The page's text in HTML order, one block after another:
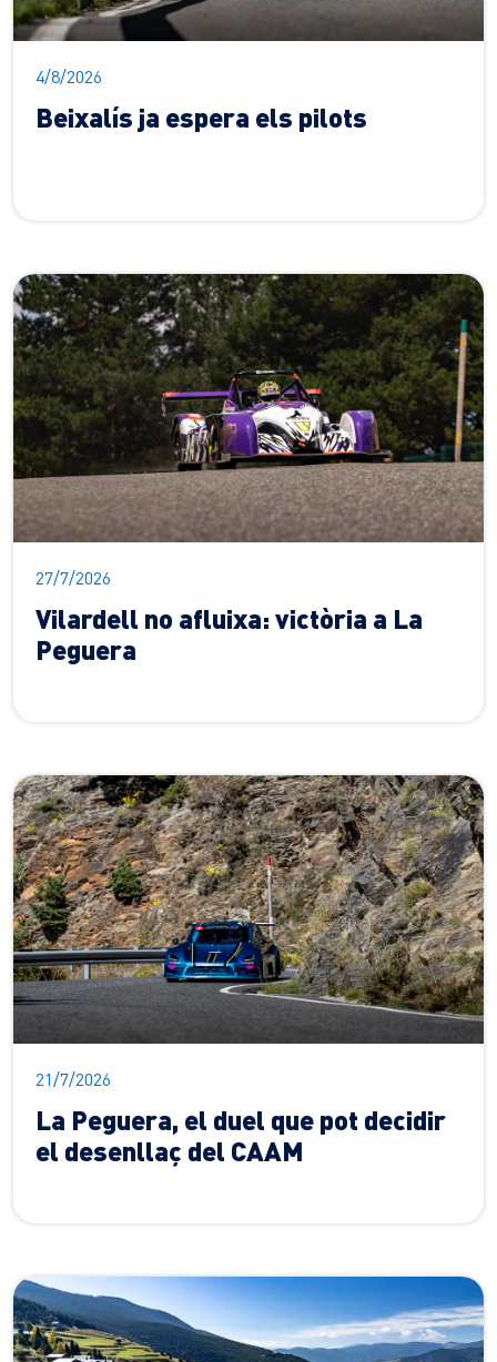
4/8/2026
Beixalís ja espera els pilots
27/7/2026
Vilardell no afluixa: victòria a La
Peguera
21/7/2026
La Peguera, el duel que pot decidir
el desenllaç del CAAM